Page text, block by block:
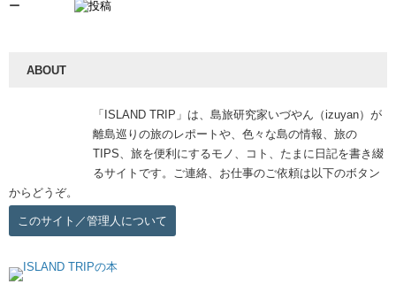
ABOUT
「ISLAND TRIP」は、島旅研究家いづやん（izuyan）が
離島巡りの旅のレポートや、色々な島の情報、旅の
TIPS、旅を便利にするモノ、コト、たまに日記を書き綴
るサイトです。ご連絡、お仕事のご依頼は以下のボタン
からどうぞ。
このサイト／管理人について